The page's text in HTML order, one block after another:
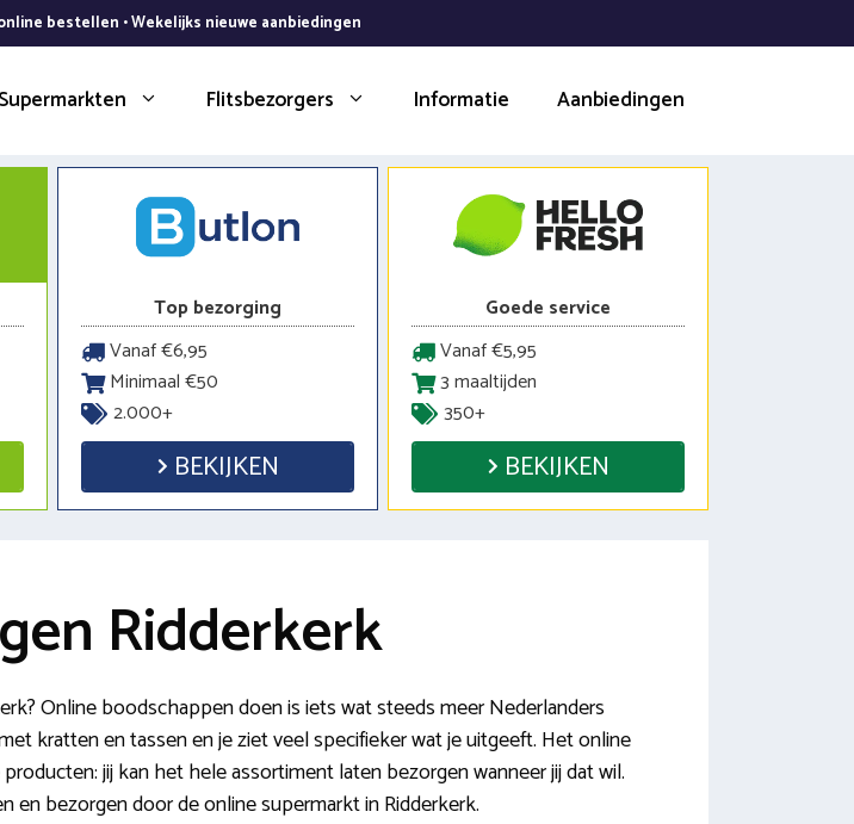
bestellen • Wekelijks nieuwe aanbiedingen
Supermarkten Flitsbezorgers Informatie Aanbiedingen
Top bezorging
Vanaf €6,95
Minimaal €50
2.000+
BEKIJKEN
Goede service
Vanaf €5,95
3 maaltijden
350+
BEKIJKEN
Ridderkerk
Online boodschappen doen is iets wat steeds meer Nederlanders
kratten en tassen en je ziet veel specifieker wat je uitgeeft. Het online
jij kan het hele assortiment laten bezorgen wanneer jij dat wil.
bezorgen door de online supermarkt in Ridderkerk.